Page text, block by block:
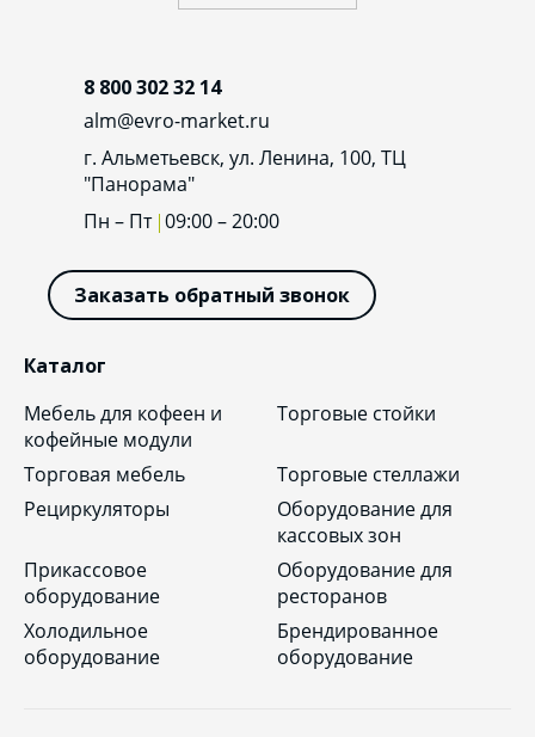
Каталог
Мебель для кофеен и
кофейные модули
Торговые стойки
Торговая мебель
Торговые стеллажи
Рециркуляторы
Оборудование для
кассовых зон
Прикассовое
оборудование
Оборудование для
ресторанов
Холодильное
оборудование
Брендированное
оборудование
8 800 302 32 14
alm@evro-market.ru
г. Альметьевск, ул. Ленина, 100, ТЦ
"Панорама"
Пн – Пт 09:00 – 20:00
Заказать обратный звонок